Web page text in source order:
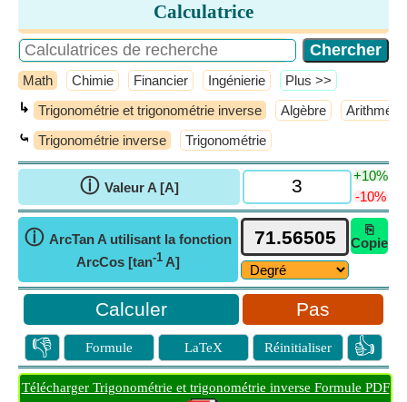
Calculatrice
Math Chimie Financier Ingénierie ​Plus >>
↳ Trigonométrie et trigonométrie inverse Algèbre
⤿ Trigonométrie inverse Trigonométrie
ⓘ Valeur A [A]
+10%
-10%
ⓘ ArcTan A utilisant la fonction
ArcCos [tan-1 A]
⎘
Copie
Pas
👎 Formule LaTeX Réinitialiser 👍
Télécharger Trigonométrie et trigonométrie inverse Formule PDF